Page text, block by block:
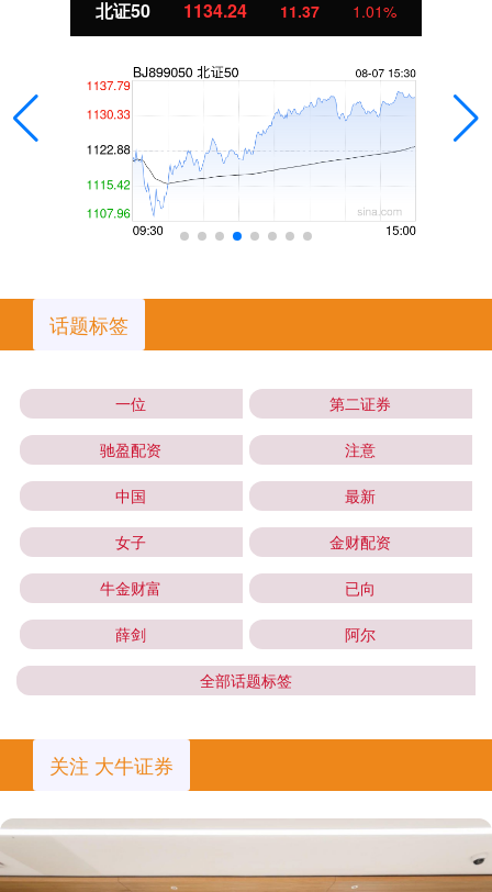
创业板指 3563.12 47.56 1.35%
话题标签
一位 第二证券
驰盈配资 注意
中国 最新
女子 金财配资
牛金财富 已向
薛剑 阿尔
全部话题标签
关注 大牛证券